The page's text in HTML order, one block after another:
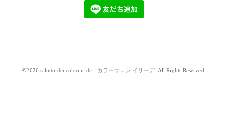
©2026 salotto dei colori iride カラーサロン イリーデ. All Rights Reserved.